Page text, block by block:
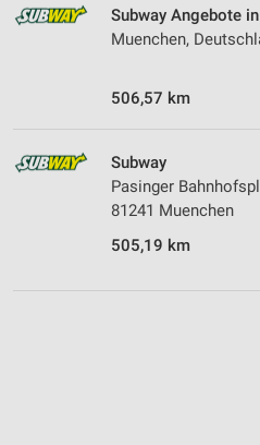
Subway Angebote
Muenchen,
506,57 km
Subway
Pasinger
81241 Muenchen
505,19 km